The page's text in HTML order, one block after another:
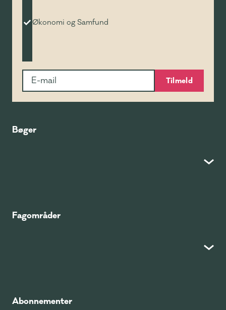
Økonomi og Samfund
Tilmeld
Bøger
Fagområder
Abonnementer